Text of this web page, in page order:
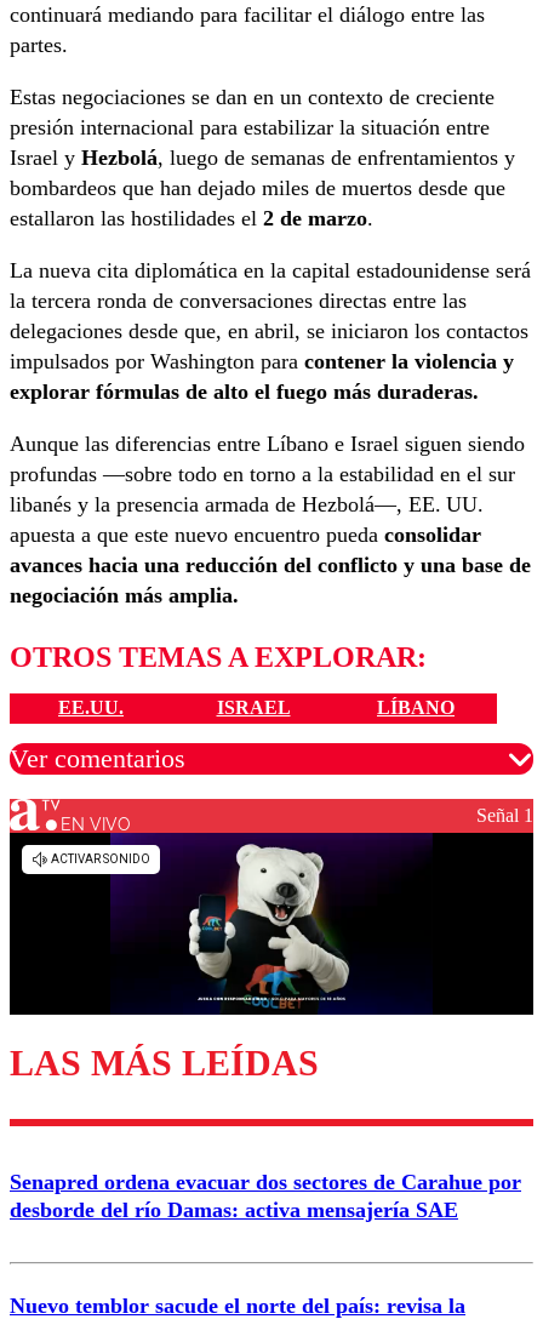
continuará mediando para facilitar el diálogo entre las
partes.
Estas negociaciones se dan en un contexto de creciente
presión internacional para estabilizar la situación entre
Israel y Hezbolá, luego de semanas de enfrentamientos y
bombardeos que han dejado miles de muertos desde que
estallaron las hostilidades el 2 de marzo.
La nueva cita diplomática en la capital estadounidense será
la tercera ronda de conversaciones directas entre las
delegaciones desde que, en abril, se iniciaron los contactos
impulsados por Washington para contener la violencia y
explorar fórmulas de alto el fuego más duraderas.
Aunque las diferencias entre Líbano e Israel siguen siendo
profundas —sobre todo en torno a la estabilidad en el sur
libanés y la presencia armada de Hezbolá—, EE. UU.
apuesta a que este nuevo encuentro pueda consolidar
avances hacia una reducción del conflicto y una base de
negociación más amplia.
OTROS TEMAS A EXPLORAR:
EE.UU. ISRAEL LÍBANO
Ver comentarios
Los comentarios son moderados para garantizar un
diálogo respetuoso.
Enviar comentario
EN VIVO Señal 1
LAS MÁS LEÍDAS
Senapred ordena evacuar dos sectores de Carahue por
desborde del río Damas: activa mensajería SAE
Nuevo temblor sacude el norte del país: revisa la